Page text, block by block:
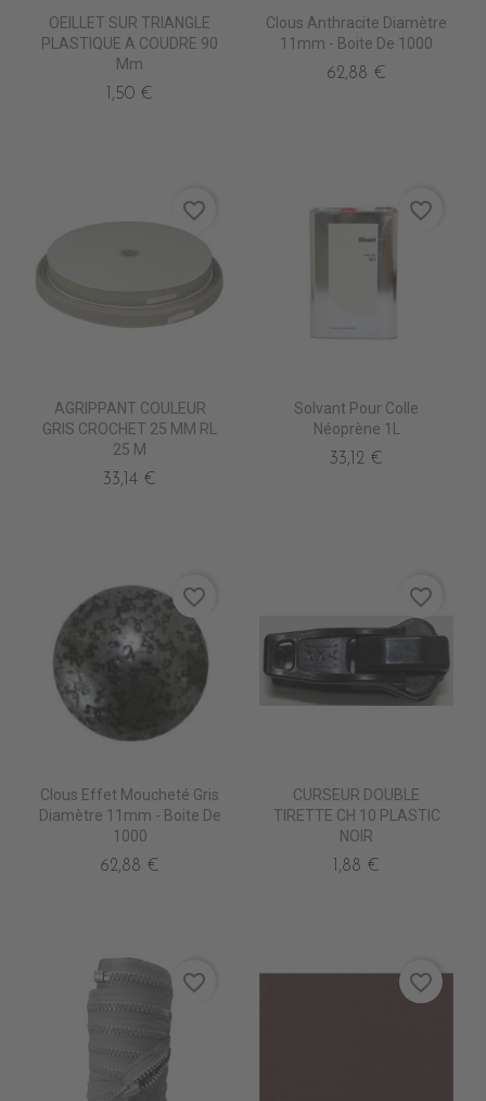
OEILLET SUR TRIANGLE
PLASTIQUE A COUDRE 90
Mm
1,50 €
Clous Anthracite Diamètre
11mm - Boite De 1000
62,88 €
AGRIPPANT COULEUR
GRIS CROCHET 25 MM RL
25 M
33,14 €
favorite_border
Solvant Pour Colle
Néoprène 1L
33,12 €
favorite_border
Clous Effet Moucheté Gris
Diamètre 11mm - Boite De
1000
62,88 €
favorite_border
CURSEUR DOUBLE
TIRETTE CH 10 PLASTIC
NOIR
1,88 €
favorite_border
favorite_border favorite_border